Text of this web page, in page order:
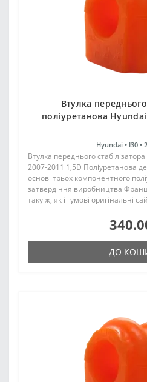
Втулка переднього
поліуретанова
Hyundai • I30 •
Втулка переднього
2007-2011 1,5D Поліуретанова
основі трьох компонентного
затвердіння виробництва
таку ж, як і гумові оригінальні
ДО